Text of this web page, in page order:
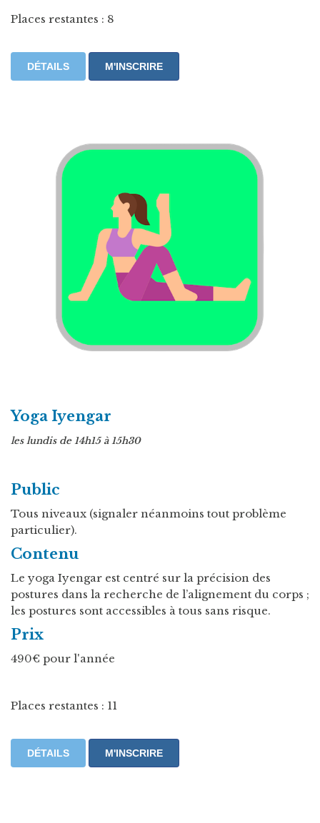
Places restantes : 8
DÉTAILS M'INSCRIRE
Yoga Iyengar
les lundis de 14h15 à 15h30
Public
Tous niveaux (signaler néanmoins tout problème
particulier).
Contenu
Le yoga Iyengar est centré sur la précision des
postures dans la recherche de l’alignement du corps ;
les postures sont accessibles à tous sans risque.
Prix
490€ pour l'année
Places restantes : 11
DÉTAILS M'INSCRIRE